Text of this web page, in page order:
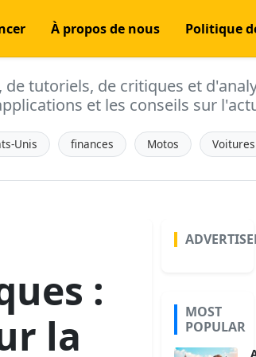
À propos de nous Politique
tutoriels, de critiques et
et les conseils sur
Unis finances Motos Voitures
:
la
MOST
POPULAR